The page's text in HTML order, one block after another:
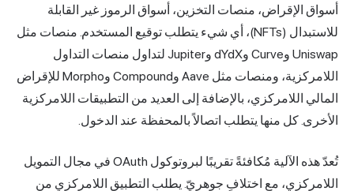
أسواق الإقراض، منصات التخزين، أسواق الرموز غير القابلة
للاستبدال (NFTs)، أي شيء يتطلب توقيع المستخدم. منصات مثل
Uniswap وCurve وdYdX وJupiter لتداول منصات التداول
اللامركزية، ومنصات مثل Aave وCompound وMorpho للإقراض
المالي اللامركزي، بالإضافة إلى العديد من التطبيقات اللامركزية
الأخرى. كل منها يتطلب اتصالاً بالمحفظة عند الدخول.
تُعدّ هذه الآلية مُكافئةً تقريبًا لبروتوكول OAuth في مجال التمويل
اللامركزي، مع اختلافٍ جوهريّ. يطلب التطبيق اللامركزي من